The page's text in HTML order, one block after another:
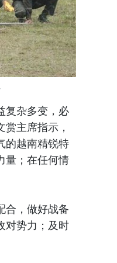
复杂多变，必
主席指示，
的越南精锐特
量；在任何情
合，做好战备
对势力；及时